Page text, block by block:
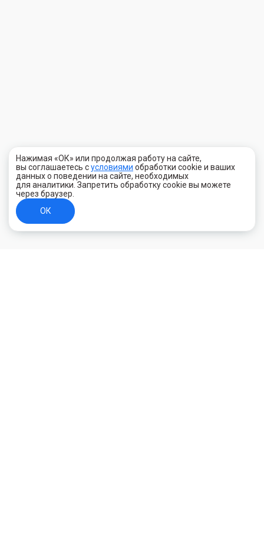
Нажимая «ОК» или продолжая работу на сайте,
вы соглашаетесь сусловиями обработки cookie и ваших
данных о поведении на сайте, необходимых
для аналитики. Запретить обработку cookie вы можете
через браузер.
ОК